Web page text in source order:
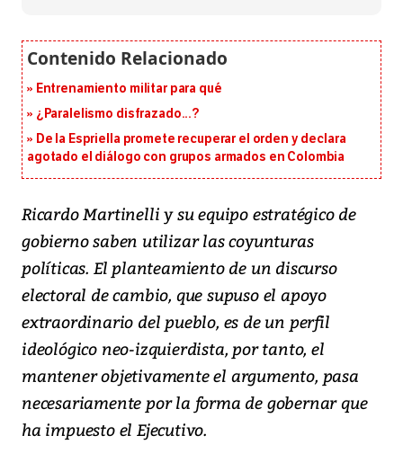
Entrenamiento militar para qué
¿Paralelismo disfrazado...?
De la Espriella promete recuperar el orden y declara
agotado el diálogo con grupos armados en Colombia
Ricardo Martinelli y su equipo estratégico de
gobierno saben utilizar las coyunturas
políticas. El planteamiento de un discurso
electoral de cambio, que supuso el apoyo
extraordinario del pueblo, es de un perfil
ideológico neo-izquierdista, por tanto, el
mantener objetivamente el argumento, pasa
necesariamente por la forma de gobernar que
ha impuesto el Ejecutivo.